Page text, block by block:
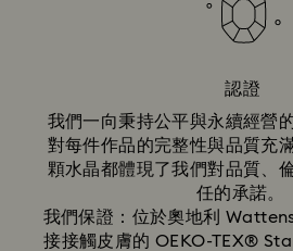
認證
我們一向秉持公平與永續經營
對每件作品的完整性與品質充
顆水晶都體現了我們對品質、
任的承諾。
我們保證：位於奧地利
接接觸皮膚的 OEKO-TEX®